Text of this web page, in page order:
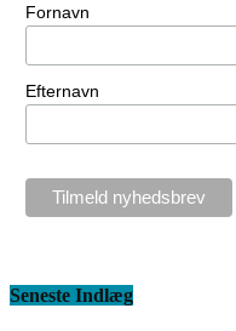
Fornavn
Efternavn
Seneste Indlæg